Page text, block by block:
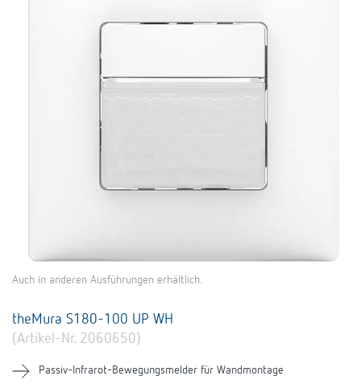
Auch in anderen Ausführungen erhältlich.
theMura S180-100 UP WH
(Artikel-Nr. 2060650)
Passiv-Infrarot-Bewegungsmelder für Wandmontage